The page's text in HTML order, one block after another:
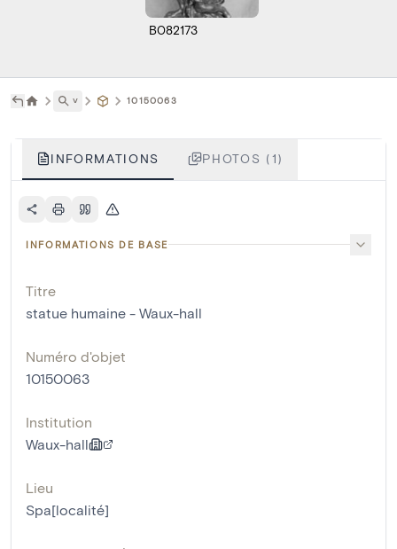
B082173
˅ 10150063
INFORMATIONS PHOTOS (1)
INFORMATIONS DE BASE
Titre
statue humaine - Waux-hall
Numéro d'objet
10150063
Institution
Waux-hall
Lieu
Spa[localité]